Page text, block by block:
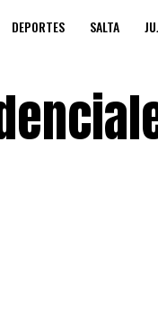
DEPORTES SALTA